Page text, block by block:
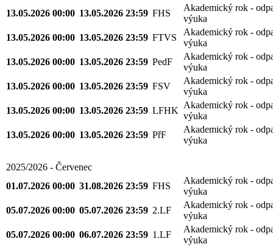
13.05.2026 00:00 13.05.2026 23:59 FHS
Akademický rok -
výuka
13.05.2026 00:00 13.05.2026 23:59 FTVS
Akademický rok -
výuka
13.05.2026 00:00 13.05.2026 23:59 PedF
Akademický rok -
výuka
13.05.2026 00:00 13.05.2026 23:59 FSV
Akademický rok -
výuka
13.05.2026 00:00 13.05.2026 23:59 LFHK
Akademický rok -
výuka
13.05.2026 00:00 13.05.2026 23:59 PřF
Akademický rok -
výuka
2025/2026 - Červenec
01.07.2026 00:00 31.08.2026 23:59 FHS
Akademický rok -
výuka
05.07.2026 00:00 05.07.2026 23:59 2.LF
Akademický rok -
výuka
05.07.2026 00:00 06.07.2026 23:59 1.LF
Akademický rok -
výuka